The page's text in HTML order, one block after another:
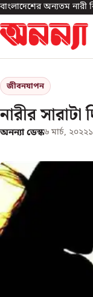
বাংলাদেশের অন্যতম নারী
জীবনযাপন
নারীর সারাটা
অনন্যা ডেস্ক৬ মার্চ, ২০২২১